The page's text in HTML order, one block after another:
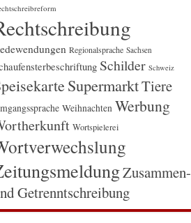
Regionalsprache Sachsen
Schilder Schweiz
SupermarktTiere
Weihnachten Werbung
Wortspielerei
Zusammen-
Getrenntschreibung